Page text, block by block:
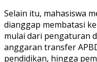
Selain itu, mahasiswa
dianggap membatasi
mulai dari pengaturan
anggaran transfer
pendidikan, hingga